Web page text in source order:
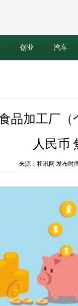
创业 汽车
品加工厂
人民币
来源：和讯网 发布时